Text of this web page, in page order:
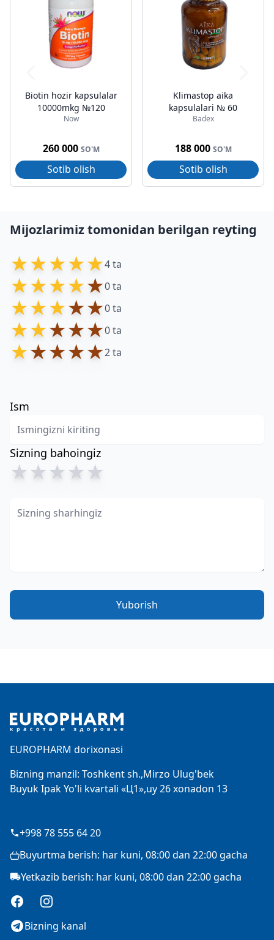
Biotin hozir kapsulalar
10000mkg №120
Now
260 000 SO'M
Sotib olish
Klimastop aika
kapsulalari № 60
Badex
188 000 SO'M
Sotib olish
Mijozlarimiz tomonidan berilgan reyting
★★★★★4 ta
★★★★★0 ta
★★★★★0 ta
★★★★★0 ta
★★★★★2 ta
Ism
Sizning bahoingiz
★★★★★
Yuborish
EUROPHARM dorixonasi
Bizning manzil: Toshkent sh.,Mirzo Ulug'bek
Buyuk Ipak Yo'li kvartali «Ц1»,uy 26 xonadon 13
+998 78 555 64 20
Buyurtma berish: har kuni, 08:00 dan 22:00 gacha
Yetkazib berish: har kuni, 08:00 dan 22:00 gacha
FacebookInstagram
Bizning kanal